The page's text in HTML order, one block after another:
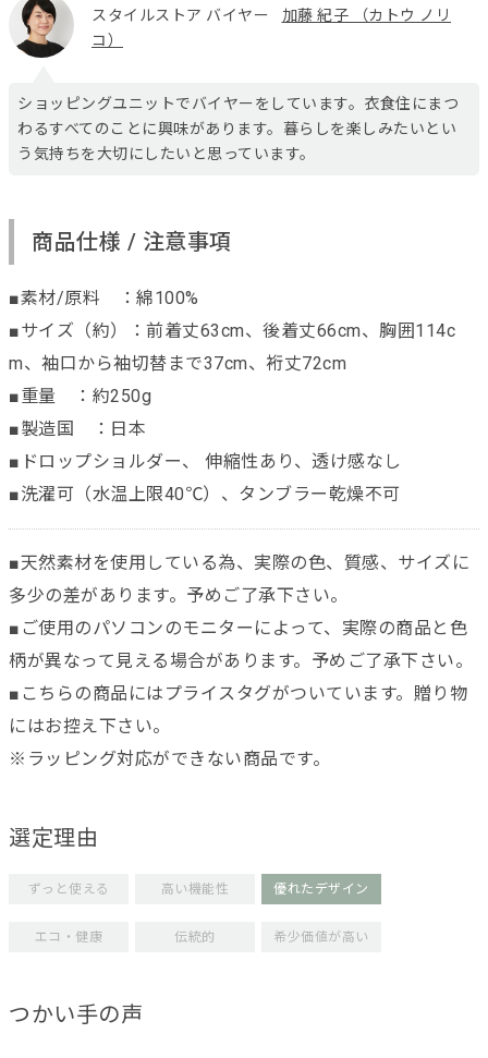
スタイルストア バイヤー
加藤 紀子 （カトウ ノリ
コ）
ショッピングユニットでバイヤーをしています。衣食住にまつ
わるすべてのことに興味があります。暮らしを楽しみたいとい
う気持ちを大切にしたいと思っています。
商品仕様 / 注意事項
■素材/原料 ：綿100%
■サイズ（約）：前着丈63cm、後着丈66cm、胸囲114c
m、袖口から袖切替まで37cm、裄丈72cm
■重量 ：約250g
■製造国 ：日本
■ドロップショルダー、 伸縮性あり、透け感なし
■洗濯可（水温上限40℃）、タンブラー乾燥不可
■天然素材を使用している為、実際の色、質感、サイズに
多少の差があります。予めご了承下さい。
■ご使用のパソコンのモニターによって、実際の商品と色
柄が異なって見える場合があります。予めご了承下さい。
■こちらの商品にはプライスタグがついています。贈り物
にはお控え下さい。
※ラッピング対応ができない商品です。
選定理由
ずっと使える 高い機能性 優れたデザイン
エコ・健康 伝統的 希少価値が高い
つかい手の声